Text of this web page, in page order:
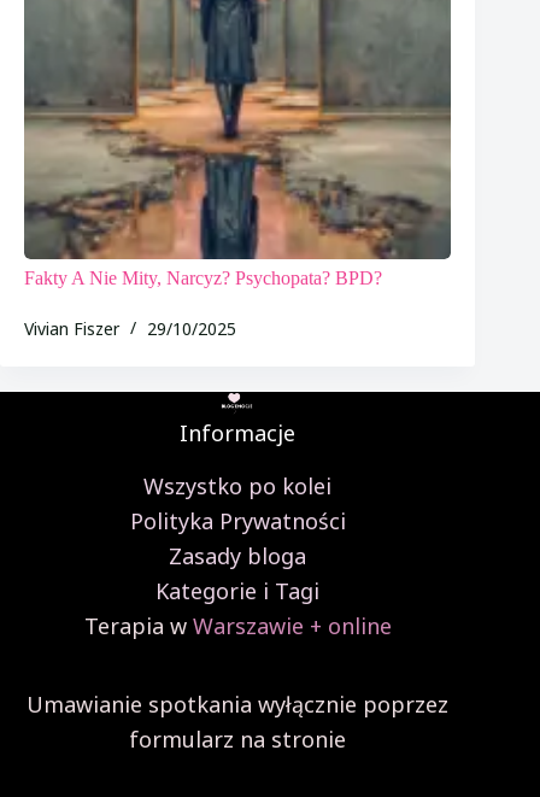
Fakty A Nie Mity, Narcyz? Psychopata? BPD?
Vivian Fiszer 29/10/2025
Informacje
Wszystko po kolei
Polityka Prywatności
Zasady bloga
Kategorie i Tagi
Terapia w Warszawie + online
Umawianie spotkania wyłącznie poprzez
formularz na stronie